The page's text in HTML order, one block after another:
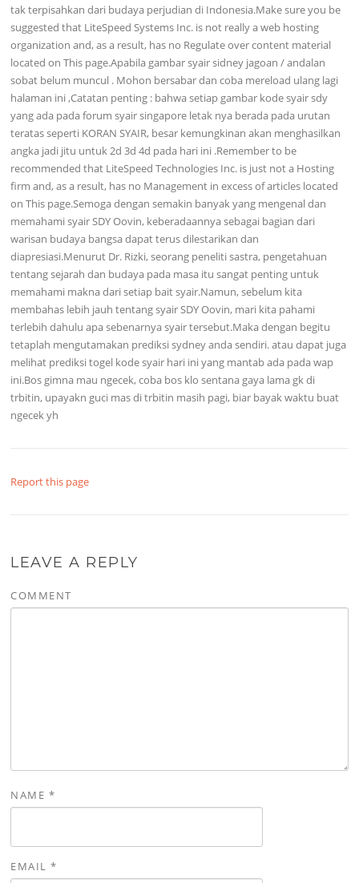
tak terpisahkan dari budaya perjudian di Indonesia.Make sure you be
suggested that LiteSpeed Systems Inc. is not really a web hosting
organization and, as a result, has no Regulate over content material
located on This page.Apabila gambar syair sidney jagoan / andalan
sobat belum muncul . Mohon bersabar dan coba mereload ulang lagi
halaman ini ,Catatan penting : bahwa setiap gambar kode syair sdy
yang ada pada forum syair singapore letak nya berada pada urutan
teratas seperti KORAN SYAIR, besar kemungkinan akan menghasilkan
angka jadi jitu untuk 2d 3d 4d pada hari ini .Remember to be
recommended that LiteSpeed Technologies Inc. is just not a Hosting
firm and, as a result, has no Management in excess of articles located
on This page.Semoga dengan semakin banyak yang mengenal dan
memahami syair SDY Oovin, keberadaannya sebagai bagian dari
warisan budaya bangsa dapat terus dilestarikan dan
diapresiasi.Menurut Dr. Rizki, seorang peneliti sastra, pengetahuan
tentang sejarah dan budaya pada masa itu sangat penting untuk
memahami makna dari setiap bait syair.Namun, sebelum kita
membahas lebih jauh tentang syair SDY Oovin, mari kita pahami
terlebih dahulu apa sebenarnya syair tersebut.Maka dengan begitu
tetaplah mengutamakan prediksi sydney anda sendiri. atau dapat juga
melihat prediksi togel kode syair hari ini yang mantab ada pada wap
ini.Bos gimna mau ngecek, coba bos klo sentana gaya lama gk di
trbitin, upayakn guci mas di trbitin masih pagi, biar bayak waktu buat
ngecek yh
Report this page
LEAVE A REPLY
COMMENT
NAME *
EMAIL*